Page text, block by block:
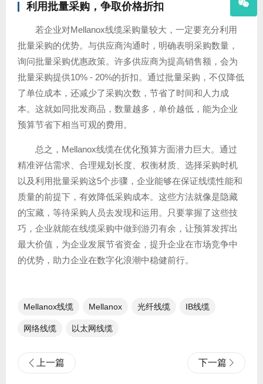
利用批量采购，争取价格折扣
若企业对Mellanox线缆采购量较大，一定要充分利用
批量采购的优势。与供应商沟通时，明确表明采购数量，
询问批量采购优惠政策。许多供应商为提高销售额，会为
批量采购提供10% - 20%的折扣。通过批量采购，不仅降低
了单位成本，还减少了采购次数，节省了时间和人力成
本。这就如同批发商品，数量越多，单价越低，能为企业
预算节省下相当可观的费用。
总之，Mellanox线缆在优化预算方面潜力巨大。通过
精准评估需求、合理规划长度、权衡材质、选择采购时机
以及利用批量采购这5个步骤，企业能够在保证线缆性能和
质量的前提下，有效降低采购成本。这些方法就像是隐藏
的宝藏，等待采购人员去发现和运用。只要掌握了这些技
巧，企业就能在线缆采购中做到游刃有余，让预算发挥出
最大价值，为企业发展节省资金，提升企业在市场竞争中
的优势，助力企业在数字化浪潮中稳健前行。
Mellanox线缆 Mellanox 光纤线缆​ IB线缆
网络线缆 以太网线缆
上一篇 下一篇